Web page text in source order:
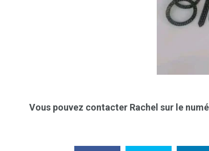
Vous pouvez contacter Rachel sur le